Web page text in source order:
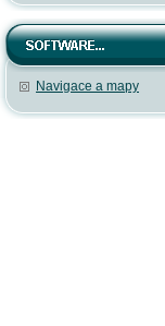
Navigace a mapy